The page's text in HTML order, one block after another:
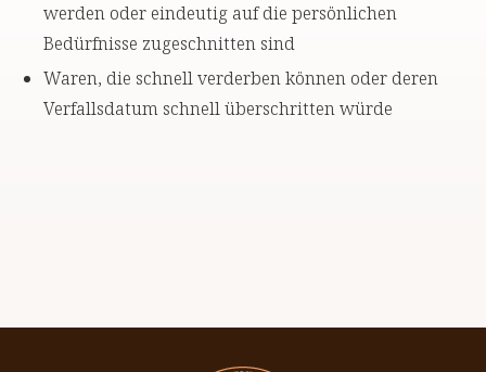
werden oder eindeutig auf die persönlichen
Bedürfnisse zugeschnitten sind
Waren, die schnell verderben können oder deren
Verfallsdatum schnell überschritten würde